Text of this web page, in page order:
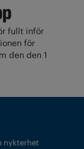
fullt inför
för
den den 1
nykterhet